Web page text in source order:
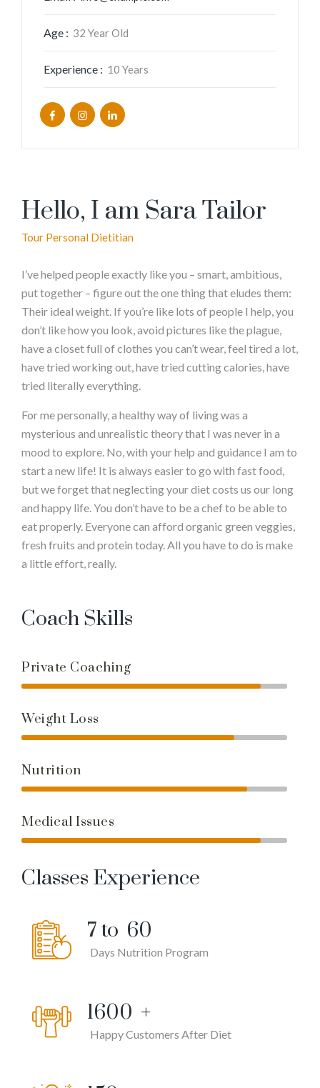
Age : 32 Year Old
Experience : 10 Years
Hello, I am Sara Tailor
Tour Personal Dietitian
I’ve helped people exactly like you – smart, ambitious,
put together – figure out the one thing that eludes them:
Their ideal weight. If you’re like lots of people I help, you
don’t like how you look, avoid pictures like the plague,
have a closet full of clothes you can’t wear, feel tired a lot,
have tried working out, have tried cutting calories, have
tried literally everything.
For me personally, a healthy way of living was a
mysterious and unrealistic theory that I was never in a
mood to explore. No, with your help and guidance I am to
start a new life! It is always easier to go with fast food,
but we forget that neglecting your diet costs us our long
and happy life. You don’t have to be a chef to be able to
eat properly. Everyone can afford organic green veggies,
fresh fruits and protein today. All you have to do is make
a little effort, really.
Coach Skills
Private Coaching
Weight Loss
Nutrition
Medical Issues
Classes Experience
7 to 60
Days Nutrition Program
1600 +
Happy Customers After Diet